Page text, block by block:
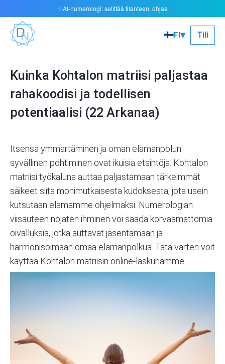
🇫🇮FI▾ Tili
Kuinka Kohtalon matriisi paljastaa
rahakoodisi ja todellisen
potentiaalisi (22 Arkanaa)
Itsensä ymmärtäminen ja oman elämänpolun
syvällinen pohtiminen ovat ikuisia etsintöjä. Kohtalon
matriisi työkaluna auttaa paljastamaan tärkeimmät
säikeet siitä monimutkaisesta kudoksesta, jota usein
kutsutaan elämämme ohjelmaksi. Numerologian
viisauteen nojaten ihminen voi saada korvaamattomia
oivalluksia, jotka auttavat jäsentämään ja
harmonisoimaan omaa elämänpolkua. Tätä varten voit
käyttää Kohtalon matriisin online-laskuriamme.
✨AI-numerologi: selittää tilanteen, ohjaa